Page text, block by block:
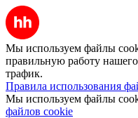
Мы используем файлы
правильную работу нашего
трафик.
Правила использования
Мы используем файлы
файлов cookie